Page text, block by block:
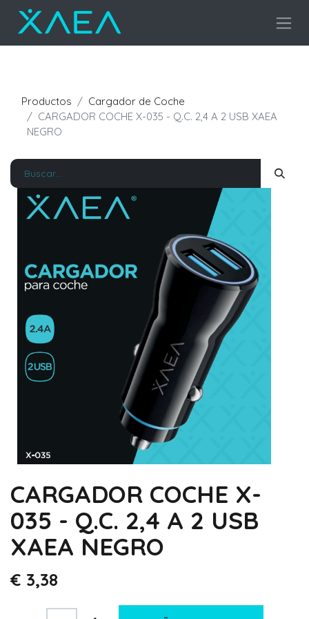
Productos
Cargador de Coche
CARGADOR COCHE X-035 - Q.C. 2,4 A 2 USB XAEA
NEGRO
CARGADOR COCHE X-
035 - Q.C. 2,4 A 2 USB
XAEA NEGRO
€ 3,38